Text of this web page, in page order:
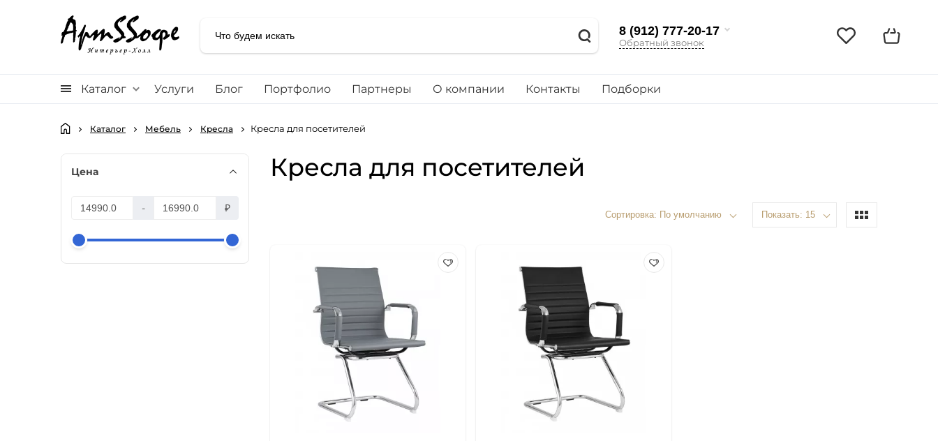
8 (912) 777-20-17
Обратный звонок
Каталог Услуги Блог Портфолио Партнеры О компании Контакты Подборки
Каталог Мебель Кресла Кресла для посетителей
Цена
- ₽
Кресла для посетителей
Сортировка: По умолчанию Показать: 15